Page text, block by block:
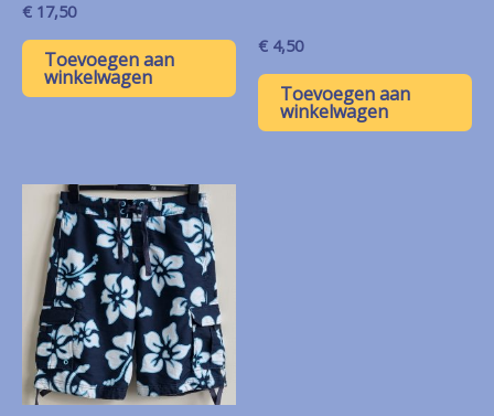
€ 17,50
Toevoegen aan
winkelwagen
€ 4,50
Toevoegen aan
winkelwagen